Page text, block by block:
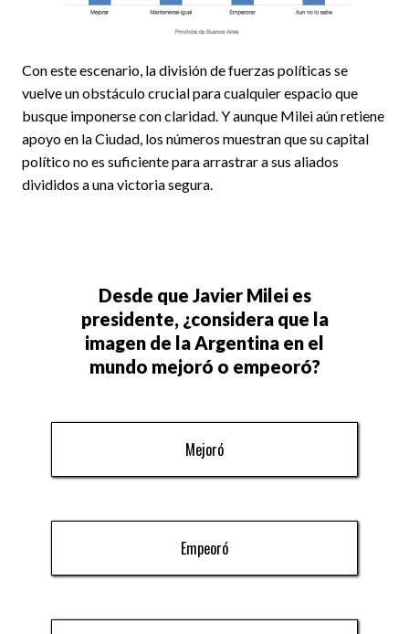
Con este escenario, la división de fuerzas políticas se
vuelve un obstáculo crucial para cualquier espacio que
busque imponerse con claridad. Y aunque Milei aún retiene
apoyo en la Ciudad, los números muestran que su capital
político no es suficiente para arrastrar a sus aliados
divididos a una victoria segura.
Desde que Javier Milei es
presidente, ¿considera que la
imagen de la Argentina en el
mundo mejoró o empeoró?
Mejoró
Empeoró